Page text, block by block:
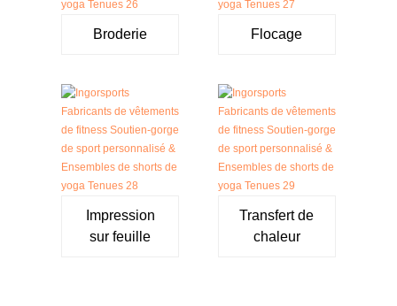
Broderie Flocage
Impression
sur feuille
Transfert de
chaleur